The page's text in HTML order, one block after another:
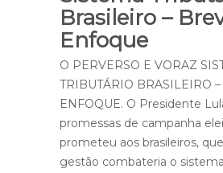
Brasileiro –
Enfoque
O PERVERSO E VORAZ
TRIBUTÁRIO BRASILEIRO
ENFOQUE. O Presidente
promessas de campanha
prometeu aos brasileiros,
gestão combateria o